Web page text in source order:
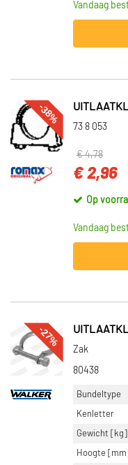
Vandaag
-38%
73 8 053
€ 4,78
€ 2,96
Op
Vandaag
-27%
Zak
80438
Bundeltype
Kenletter
Gewicht [kg]
Hoogte [mm]